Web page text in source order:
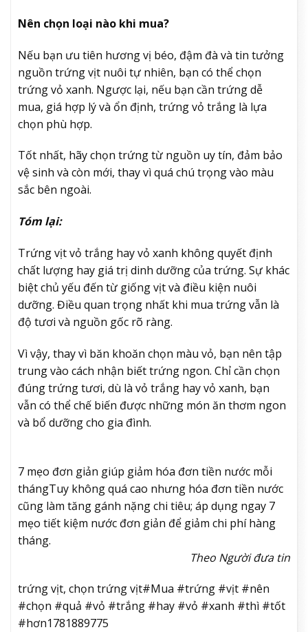
Nên chọn loại nào khi mua?
Nếu bạn ưu tiên hương vị béo, đậm đà và tin tưởng
nguồn trứng vịt nuôi tự nhiên, bạn có thể chọn
trứng vỏ xanh. Ngược lại, nếu bạn cần trứng dễ
mua, giá hợp lý và ổn định, trứng vỏ trắng là lựa
chọn phù hợp.
Tốt nhất, hãy chọn trứng từ nguồn uy tín, đảm bảo
vệ sinh và còn mới, thay vì quá chú trọng vào màu
sắc bên ngoài.
Tóm lại:
Trứng vịt vỏ trắng hay vỏ xanh không quyết định
chất lượng hay giá trị dinh dưỡng của trứng. Sự khác
biệt chủ yếu đến từ giống vịt và điều kiện nuôi
dưỡng. Điều quan trọng nhất khi mua trứng vẫn là
độ tươi và nguồn gốc rõ ràng.
Vì vậy, thay vì băn khoăn chọn màu vỏ, bạn nên tập
trung vào cách nhận biết trứng ngon. Chỉ cần chọn
đúng trứng tươi, dù là vỏ trắng hay vỏ xanh, bạn
vẫn có thể chế biến được những món ăn thơm ngon
và bổ dưỡng cho gia đình.
7 mẹo đơn giản giúp giảm hóa đơn tiền nước mỗi
thángTuy không quá cao nhưng hóa đơn tiền nước
cũng làm tăng gánh nặng chi tiêu; áp dụng ngay 7
mẹo tiết kiệm nước đơn giản để giảm chi phí hàng
tháng.
Theo Người đưa tin
trứng vịt, chọn trứng vịt#Mua #trứng #vịt #nên
#chọn #quả #vỏ #trắng #hay #vỏ #xanh #thì #tốt
#hơn1781889775